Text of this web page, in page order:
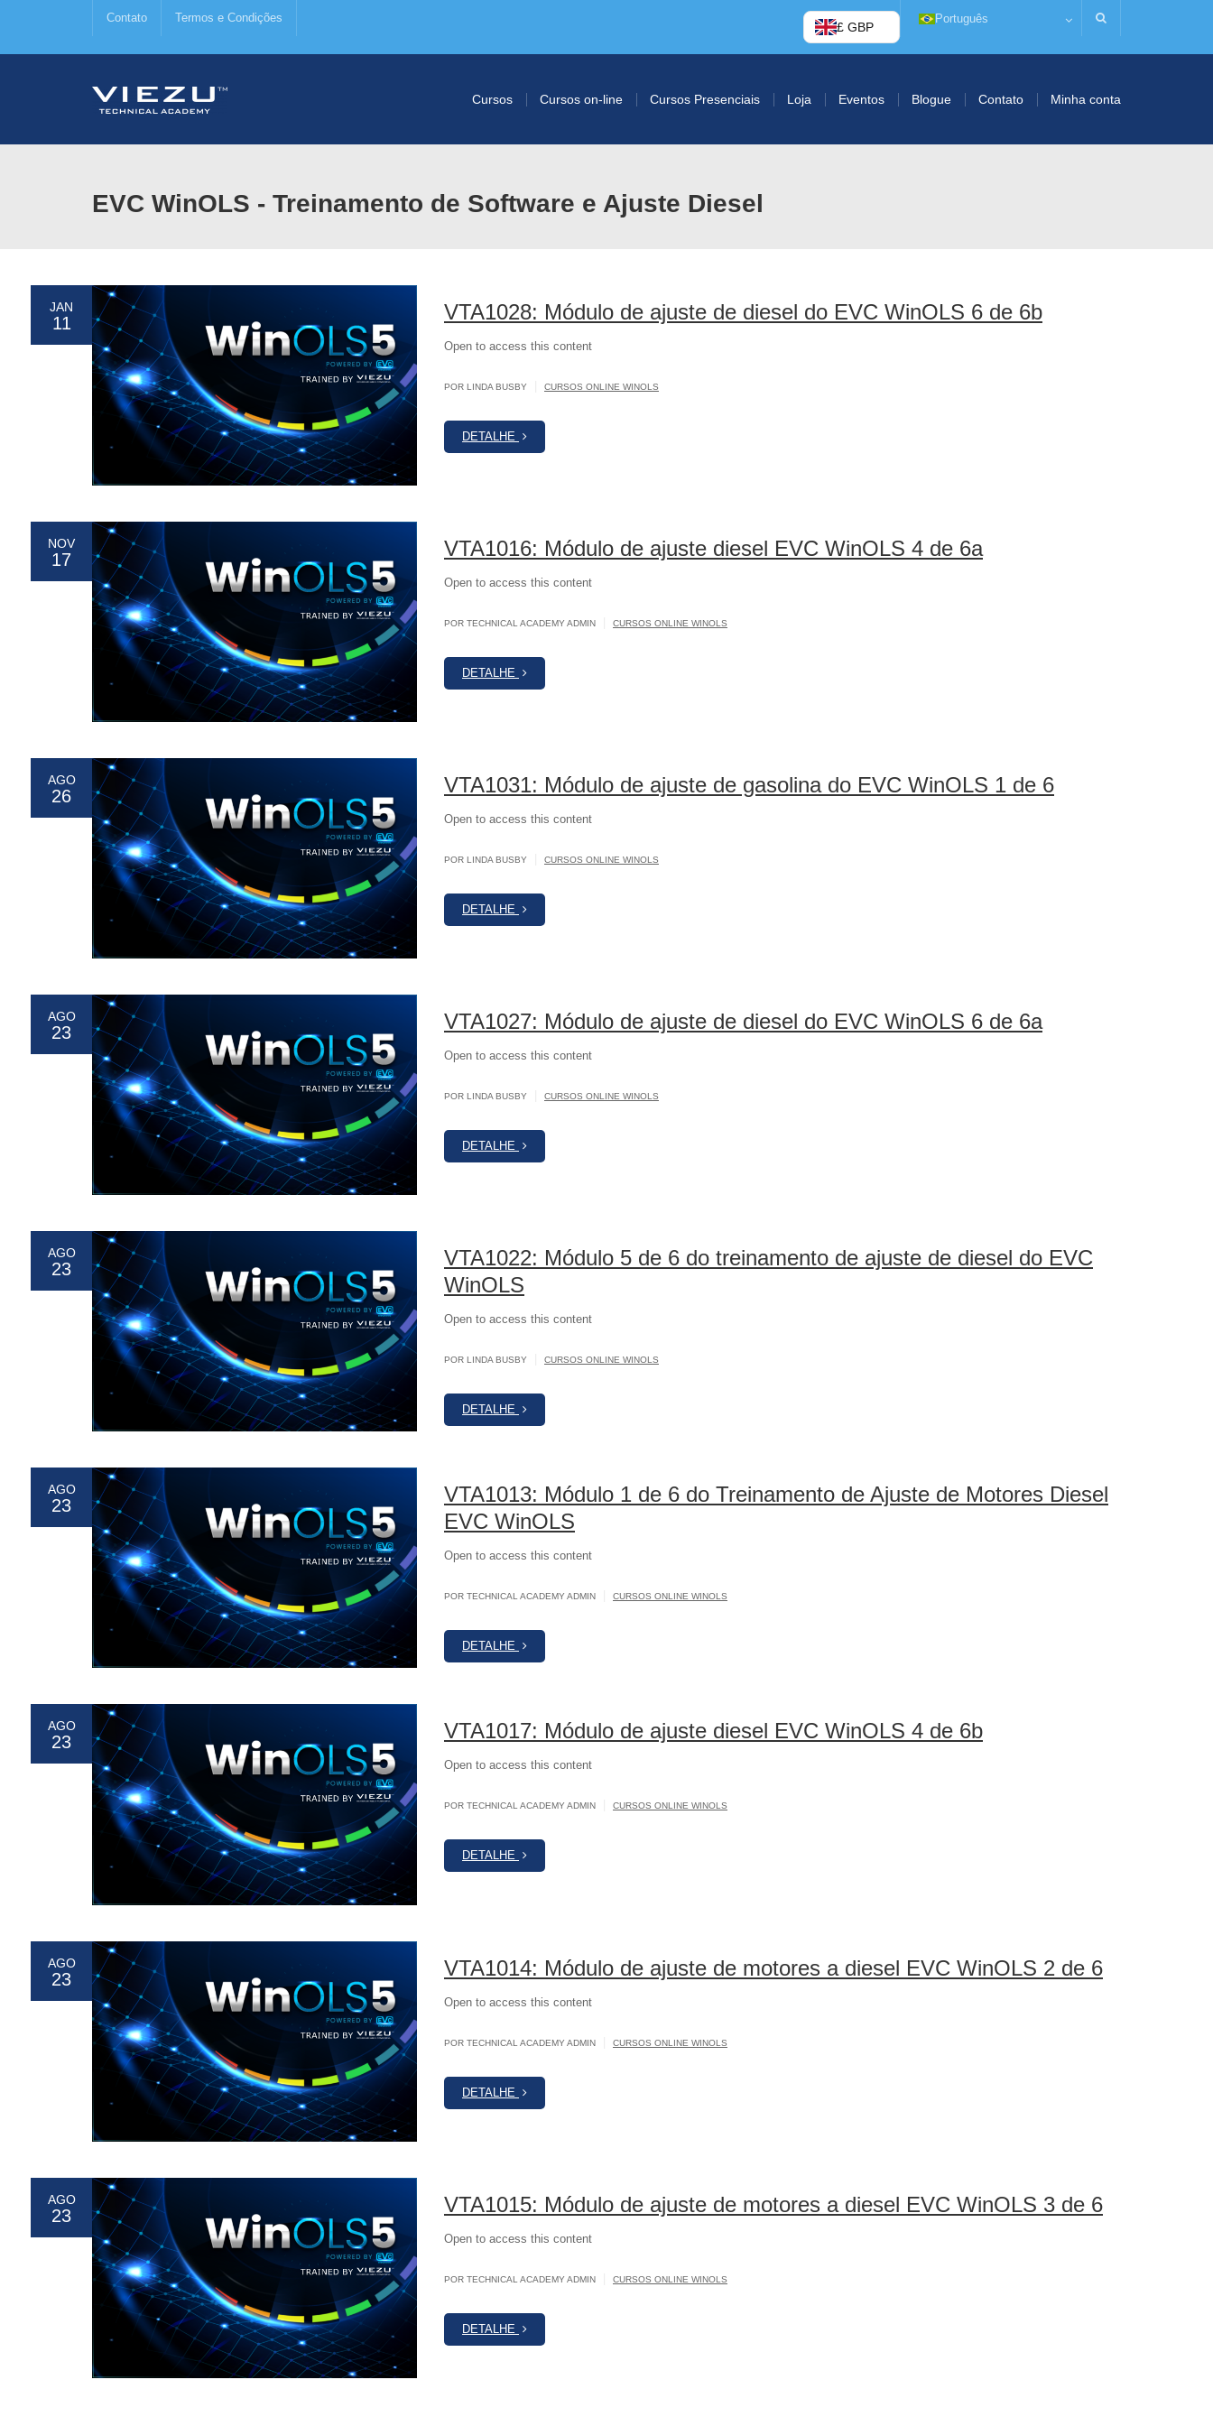
Contato Termos e Condições
£ GBP
Português
Cursos Cursos on-line Cursos Presenciais Loja Eventos Blogue Contato Minha conta
EVC WinOLS - Treinamento de Software e Ajuste Diesel
JAN
11 VTA1028: Módulo de ajuste de diesel do EVC WinOLS 6 de 6b
Open to access this content
POR LINDA BUSBY CURSOS ONLINE WINOLS
DETALHE
NOV
17 VTA1016: Módulo de ajuste diesel EVC WinOLS 4 de 6a
Open to access this content
POR TECHNICAL ACADEMY ADMIN CURSOS ONLINE WINOLS
DETALHE
AGO
26 VTA1031: Módulo de ajuste de gasolina do EVC WinOLS 1 de 6
Open to access this content
POR LINDA BUSBY CURSOS ONLINE WINOLS
DETALHE
AGO
23 VTA1027: Módulo de ajuste de diesel do EVC WinOLS 6 de 6a
Open to access this content
POR LINDA BUSBY CURSOS ONLINE WINOLS
DETALHE
AGO
23
VTA1022: Módulo 5 de 6 do treinamento de ajuste de diesel do EVC
WinOLS
Open to access this content
POR LINDA BUSBY CURSOS ONLINE WINOLS
DETALHE
AGO
23
VTA1013: Módulo 1 de 6 do Treinamento de Ajuste de Motores Diesel
EVC WinOLS
Open to access this content
POR TECHNICAL ACADEMY ADMIN CURSOS ONLINE WINOLS
DETALHE
AGO
23 VTA1017: Módulo de ajuste diesel EVC WinOLS 4 de 6b
Open to access this content
POR TECHNICAL ACADEMY ADMIN CURSOS ONLINE WINOLS
DETALHE
AGO
23 VTA1014: Módulo de ajuste de motores a diesel EVC WinOLS 2 de 6
Open to access this content
POR TECHNICAL ACADEMY ADMIN CURSOS ONLINE WINOLS
DETALHE
AGO
23 VTA1015: Módulo de ajuste de motores a diesel EVC WinOLS 3 de 6
Open to access this content
POR TECHNICAL ACADEMY ADMIN CURSOS ONLINE WINOLS
DETALHE